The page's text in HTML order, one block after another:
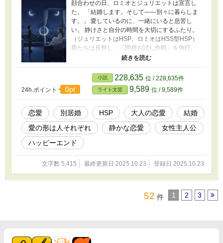
顔合わせの日、ロミオとジュリエットは宣言し
た。 「結婚します。そして――別々に暮らしま
す。」 愛しているのに、一緒にいると息苦し
い。 静けさと自分の時間を大切にするふたり。
（ジュリエットはHSP、ロミオはHSS型HSP）
親たちは反対し、「同居お試し作戦」を強行。
理想の“新婚生活”を体験した結果、ふたりが出し
た答えは――。 恋愛のかたちはひとつじゃな
い。 「離れてるのに、いちばん近い」 現代のロ
ミオとジュリエットの物語。
24h.ポイント
0pt
小説 228,635 位 / 228,635件
ライト文芸 9,589 位 / 9,589件
恋愛 別居婚 HSP 大人の恋愛
結婚
愛の形は人それぞれ
静かな恋愛
女性主人公
ハッピーエンド
文字数 5,415 最終更新日 2025.10.23 登録日 2025.10.23
52 件 1 2 3